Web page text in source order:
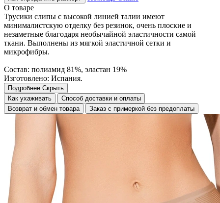
О товаре
Трусики слипы с высокой линией талии имеют
минималистскую отделку без резинок, очень плоские и
незаметные благодаря необычайной эластичности самой
ткани. Выполнены из мягкой эластичной сетки и
микрофибры.
Состав: полиамид 81%, эластан 19%
Изготовлено: Испания.
Подробнее Скрыть
Как ухаживать
Способ доставки и оплаты
Возврат и обмен товара
Заказ с примеркой без предоплаты